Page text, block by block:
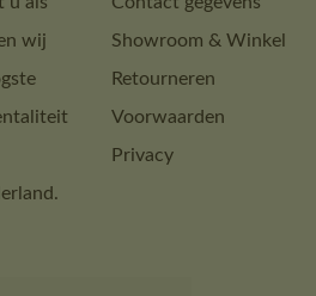
wij
Showroom & Winkel
Retourneren
Voorwaarden
Privacy